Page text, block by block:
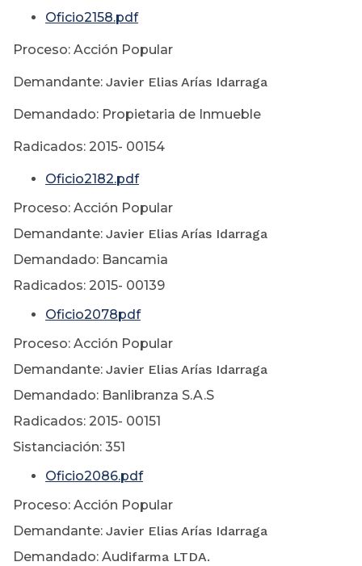
Oficio2158.pdf
Proceso: Acción Popular
Demandante: Javier Elias Arías Idarraga
Demandado: Propietaria de Inmueble
Radicados: 2015- 00154
Oficio2182.pdf
Proceso: Acción Popular
Demandante: Javier Elias Arías Idarraga
Demandado: Bancamia
Radicados: 2015- 00139
Oficio2078pdf
Proceso: Acción Popular
Demandante: Javier Elias Arías Idarraga
Demandado: Banlibranza S.A.S
Radicados: 2015- 00151
Sistanciación: 351
Oficio2086.pdf
Proceso: Acción Popular
Demandante: Javier Elias Arías Idarraga
Demandado: Audifarma LTDA.